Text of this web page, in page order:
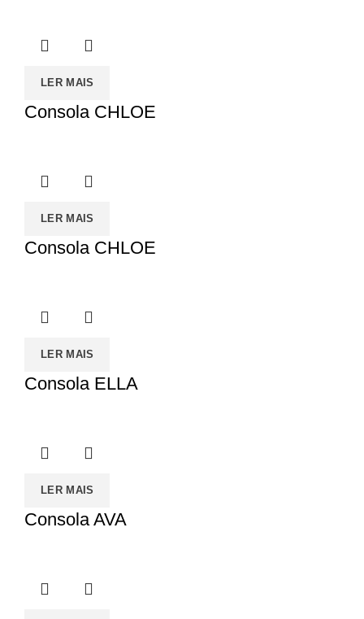
LER MAIS
Consola CHLOE
LER MAIS
Consola CHLOE
LER MAIS
Consola ELLA
LER MAIS
Consola AVA